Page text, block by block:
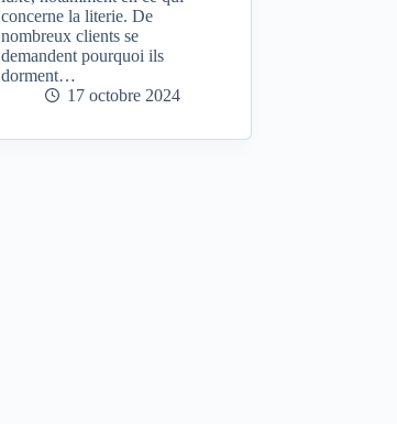
concerne la literie. De
nombreux clients se
demandent pourquoi ils
dorment…
17 octobre 2024